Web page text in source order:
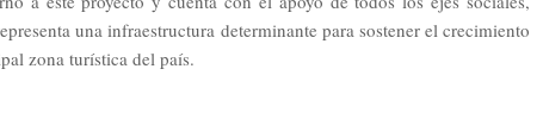
una infraestructura determinante para sostener el crecimiento
zona turística del país.